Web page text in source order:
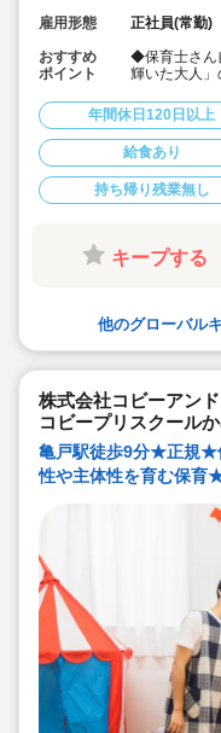
雇用形態
正社員(常勤)
おすすめ
ポイント
◆保育士さん
輝いた大人
◆年間休日
◆子育て期間
◆半日有給
◆会社独自の
わずノビノビ
◆宿舎借上げ
◆職員間の人
新しい仲間
染めるか不
リアチェンジ
いながら保
能です！
す！
◆充実の福利
成長し続けら
年間休日120日以上
給食あり
持ち帰り残業無し
キープする
他のグローバル
株式会社コビーアン
コビープリスクール
亀戸駅徒歩9分★正規★
性や主体性を育む保育